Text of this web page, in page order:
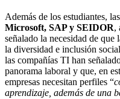
Además de los estudiantes,
Microsoft, SAP y SEIDOR,
señalado la necesidad de que
la diversidad e inclusión
las compañías TI han
panorama laboral y que, en
empresas necesitan perfiles “
aprendizaje, además de una